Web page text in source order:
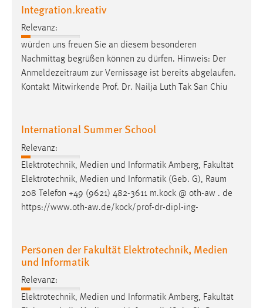
Integration.kreativ
Relevanz:
würden uns freuen Sie an diesem besonderen
Nachmittag begrüßen können zu dürfen. Hinweis: Der
Anmeldezeitraum zur Vernissage ist bereits abgelaufen.
Kontakt Mitwirkende Prof. Dr. Nailja Luth Tak San Chiu
International Summer School
Relevanz:
Elektrotechnik, Medien und Informatik Amberg, Fakultät
Elektrotechnik, Medien und Informatik (Geb. G), Raum
208 Telefon +49 (9621) 482-3611 m.kock @ oth-aw . de
https://www.oth-aw.de/kock/prof-dr-dipl-ing-
Personen der Fakultät Elektrotechnik, Medien
und Informatik
Relevanz:
Elektrotechnik, Medien und Informatik Amberg, Fakultät